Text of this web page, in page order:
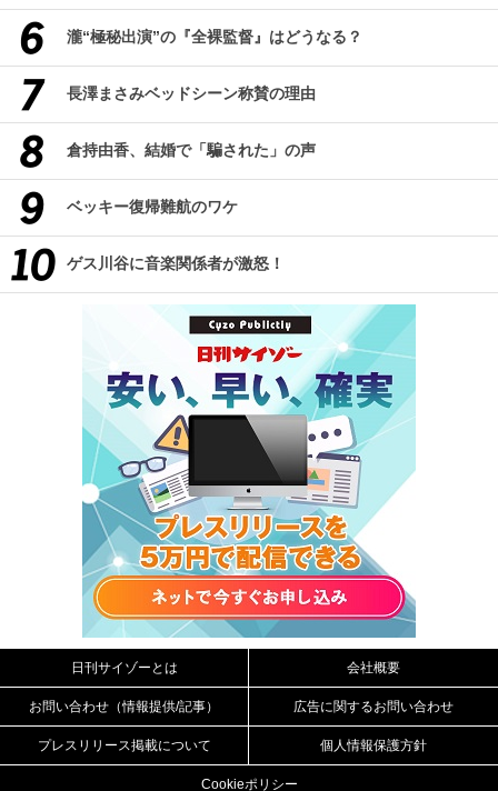
瀧“極秘出演”の『全裸監督』はどうなる？
長澤まさみベッドシーン称賛の理由
倉持由香、結婚で「騙された」の声
ベッキー復帰難航のワケ
ゲス川谷に音楽関係者が激怒！
日刊サイゾーとは 会社概要
お問い合わせ（情報提供/記事） 広告に関するお問い合わせ
プレスリリース掲載について 個人情報保護方針
Cookieポリシー